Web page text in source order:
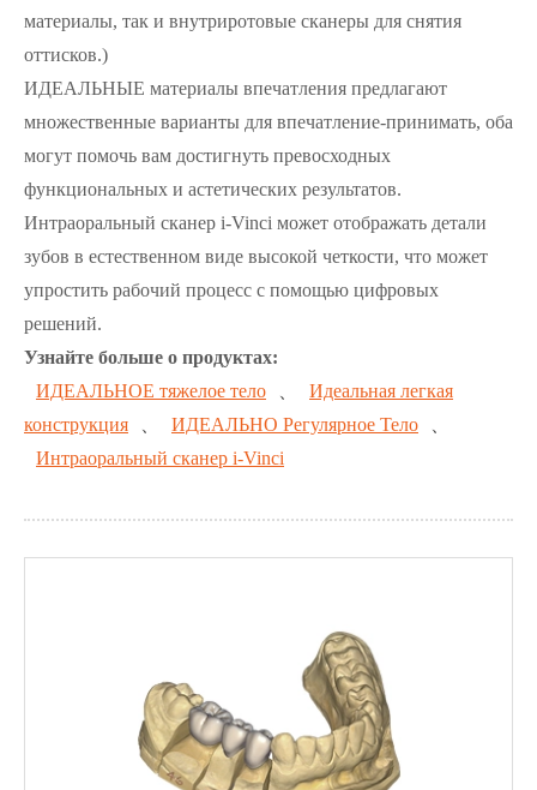
материалы, так и внутриротовые сканеры для снятия
оттисков.)
ИДЕАЛЬНЫЕ материалы впечатления предлагают
множественные варианты для впечатление-принимать, оба
могут помочь вам достигнуть превосходных
функциональных и астетических результатов.
Интраоральный сканер i-Vinci может отображать детали
зубов в естественном виде высокой четкости, что может
упростить рабочий процесс с помощью цифровых
решений.
Узнайте больше о продуктах:
ИДЕАЛЬНОЕ тяжелое тело
Идеальная легкая
конструкция
ИДЕАЛЬНО Регулярное Тело
Интраоральный сканер i-Vinci